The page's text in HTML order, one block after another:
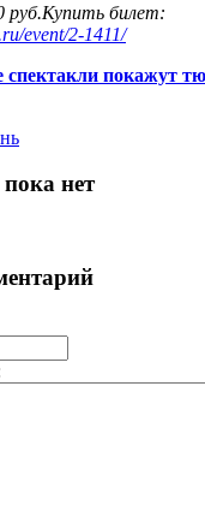
руб.Купить билет:
event/2-1411/
спектакли покажут
нет